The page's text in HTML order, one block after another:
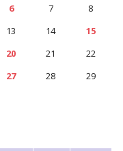
6 7
8
13 14
15
20 21
22
27 28
29